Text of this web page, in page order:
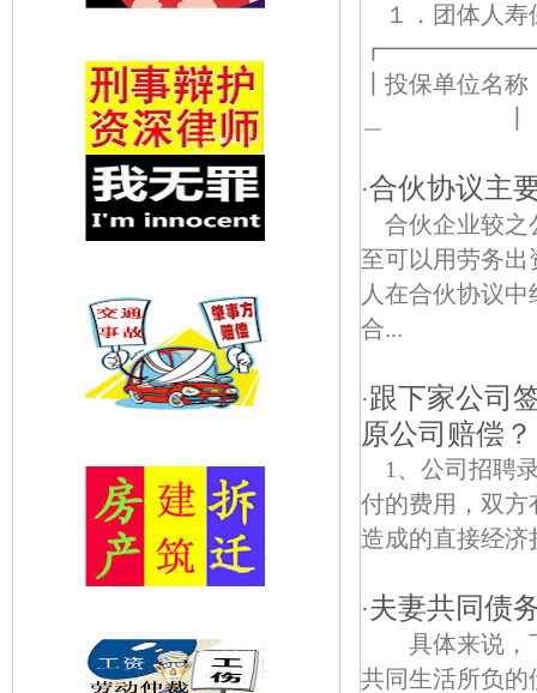
１．团体
┃投保单位名
·合伙协议主
合伙企业较之
至可以用劳务出
人在合伙协议
合...
·跟下家公司
原公司赔偿？
1、公司招聘
付的费用，双
造成的直接经
·夫妻共同债
具体来说，
共同生活所负的